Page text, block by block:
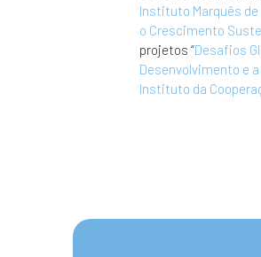
Instituto Marquês de
o Crescimento
projetos “Desafios
Desenvolvimento e
Instituto da